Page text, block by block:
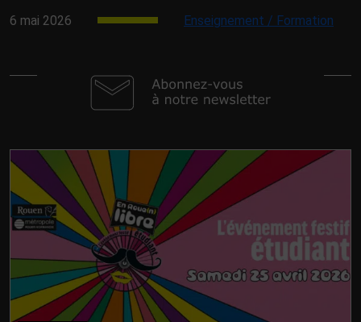
6 mai 2026 Enseignement / Formation